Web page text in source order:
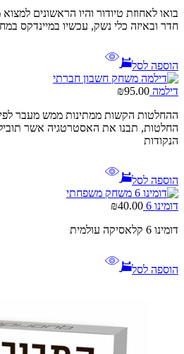
בואו לאחוזת טיודור והיו הראשונים
חדר ובאיזה כלי נשק, עכשיו במיינדקס
הוספה לסל
דילמה ₪95.00
ההחלטות הקשות ממתינות ממש מעבר
החלטות, תבנו את האסטרטגיה אשר
הנקודות
הוספה לסל
דומינו 6 ₪40.00
דומינו 6 קלאסיקה עולמית
הוספה לסל